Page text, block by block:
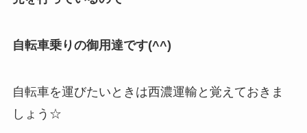
自転車乗りの御用達です(^^)
自転車を運びたいときは西濃運輸と覚えておきま
しょう☆